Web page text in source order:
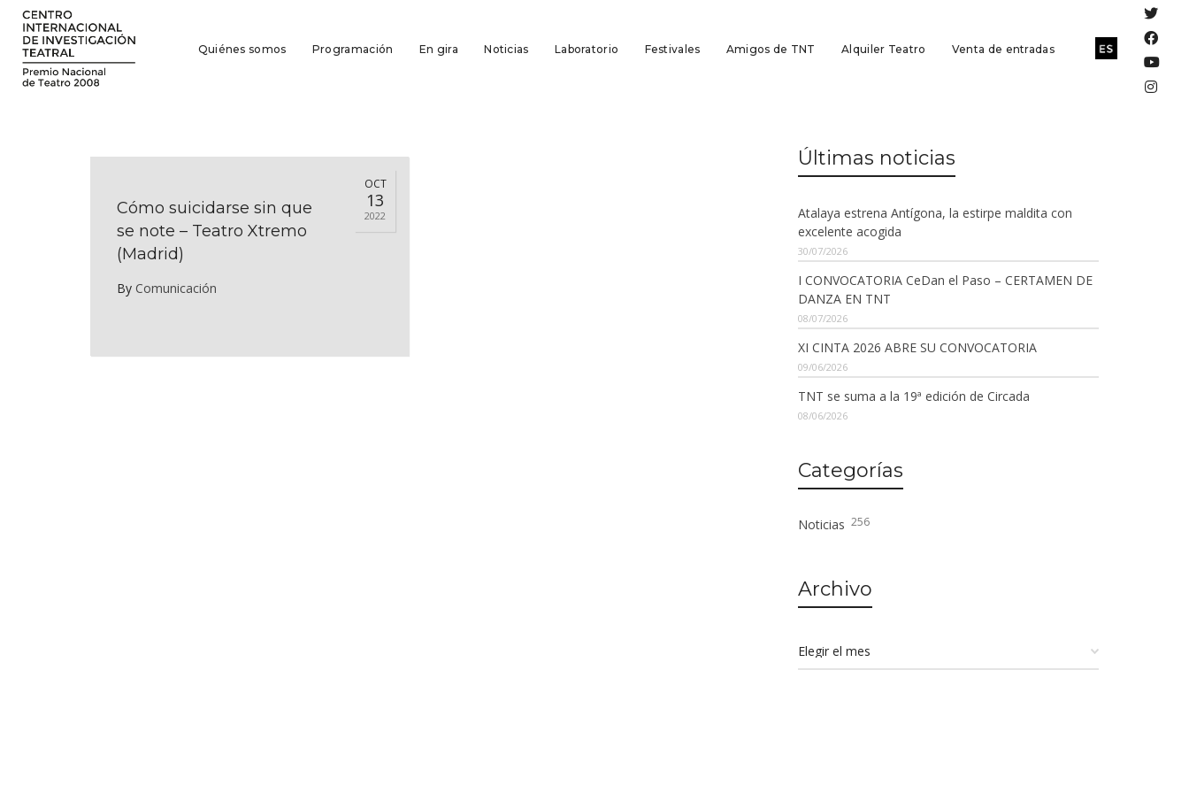
Quiénes somos Programación En gira Noticias Laboratorio Festivales Amigos de TNT Alquiler Teatro Venta de entradas
OCT
13
2022
Cómo suicidarse sin que
se note – Teatro Xtremo
(Madrid)
By Comunicación
Últimas noticias
Atalaya estrena Antígona, la estirpe maldita con
excelente acogida
30/07/2026
I CONVOCATORIA CeDan el Paso – CERTAMEN DE
DANZA EN TNT
08/07/2026
XI CINTA 2026 ABRE SU CONVOCATORIA
09/06/2026
TNT se suma a la 19ª edición de Circada
08/06/2026
Categorías
Noticias 256
Archivo